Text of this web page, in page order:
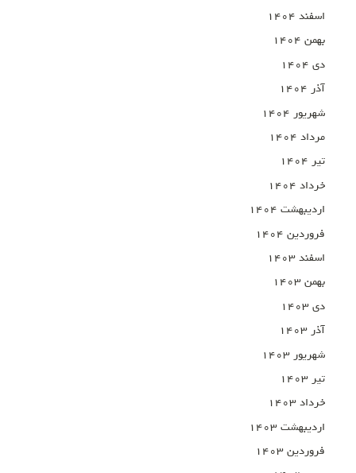
اسفند ۱۴۰۴
بهمن ۱۴۰۴
دی ۱۴۰۴
آذر ۱۴۰۴
شهریور ۱۴۰۴
مرداد ۱۴۰۴
تیر ۱۴۰۴
خرداد ۱۴۰۴
اردیبهشت ۱۴۰۴
فروردین ۱۴۰۴
اسفند ۱۴۰۳
بهمن ۱۴۰۳
دی ۱۴۰۳
آذر ۱۴۰۳
شهریور ۱۴۰۳
تیر ۱۴۰۳
خرداد ۱۴۰۳
اردیبهشت ۱۴۰۳
فروردین ۱۴۰۳